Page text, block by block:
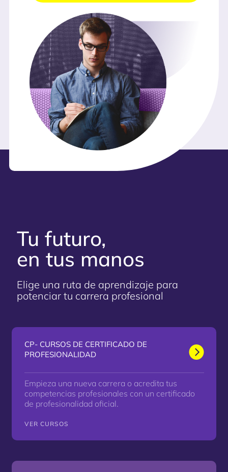
Tu futuro,
en tus manos
Elige una ruta de aprendizaje para
potenciar tu carrera profesional
CP- CURSOS DE CERTIFICADO DE
PROFESIONALIDAD
Empieza una nueva carrera o acredita tus
competencias profesionales con un certificado
de profesionalidad oficial.
VER CURSOS